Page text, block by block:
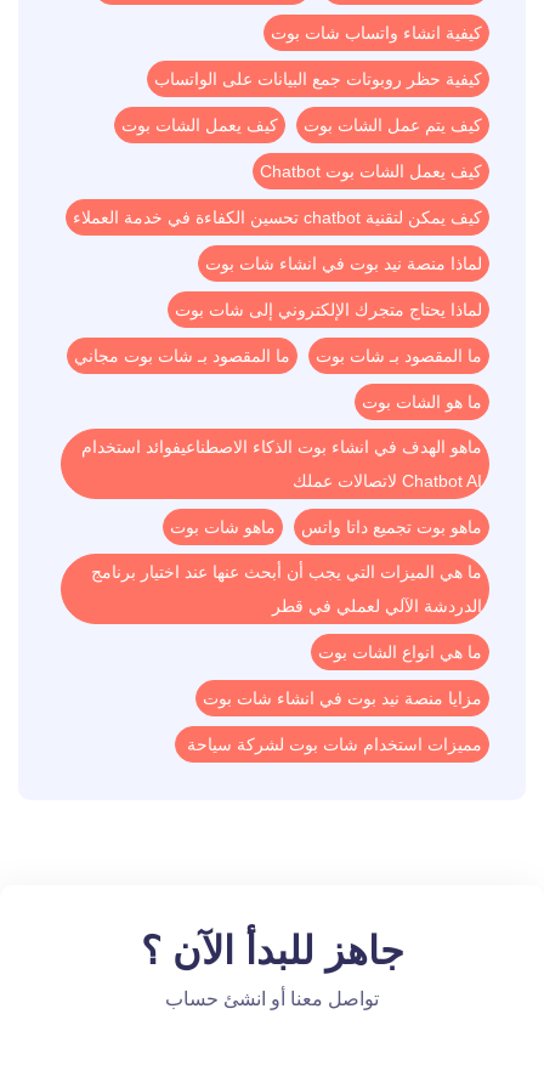
كيفية انشاء واتساب شات بوت
كيفية حظر روبوتات جمع البيانات على الواتساب
كيف يتم عمل الشات بوت كيف يعمل الشات بوت
كيف يعمل الشات بوت Chatbot
كيف يمكن لتقنية chatbot تحسين الكفاءة في خدمة العملاء
لماذا منصة نيد بوت في انشاء شات بوت
لماذا يحتاج متجرك الإلكتروني إلى شات بوت
ما المقصود بـ شات بوت ما المقصود بـ شات بوت مجاني
ما هو الشات بوت
ماهو الهدف في انشاء بوت الذكاء الاصطناعيفوائد استخدام
Chatbot AI لاتصالات عملك
ماهو بوت تجميع داتا واتس ماهو شات بوت
ما هي الميزات التي يجب أن أبحث عنها عند اختيار برنامج
الدردشة الآلي لعملي في قطر
ما هي انواع الشات بوت
مزايا منصة نيد بوت في انشاء شات بوت
مميزات استخدام شات بوت لشركة سياحة
جاهز للبدأ الآن ؟
تواصل معنا أو انشئ حساب